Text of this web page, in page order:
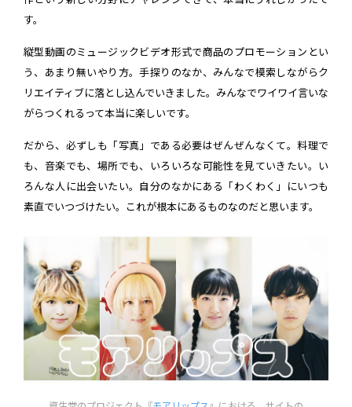
す。
縦型動画のミュージックビデオ形式で商品のプロモーションとい
う、あまり無いやり方。手探りのなか、みんなで模索しながらク
リエイティブに落とし込んでいきました。みんなでワイワイ言いな
がらつくれるって本当に楽しいです。
だから、必ずしも「写真」である必要はぜんぜんなくて。料理で
も、音楽でも、場所でも、いろいろな可能性を見ていきたい。い
ろんな人に出会いたい。自分のなかにある「わくわく」にいつも
素直でいつづけたい。これが根本にあるものなのだと思います。